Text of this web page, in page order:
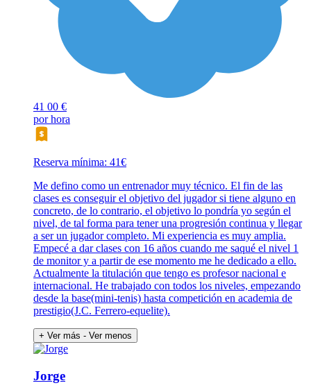
41 00 €
por hora
Reserva mínima: 41€
Me defino como un entrenador muy técnico. El fin de las
clases es conseguir el objetivo del jugador si tiene alguno en
concreto, de lo contrario, el objetivo lo pondría yo según el
nivel, de tal forma para tener una progresión continua y llegar
a ser un jugador completo. Mi experiencia es muy amplia.
Empecé a dar clases con 16 años cuando me saqué el nivel 1
de monitor y a partir de ese momento me he dedicado a ello.
Actualmente la titulación que tengo es profesor nacional e
internacional. He trabajado con todos los niveles, empezando
desde la base(mini-tenis) hasta competición en academia de
prestigio(J.C. Ferrero-equelite).
+ Ver más - Ver menos
Jorge